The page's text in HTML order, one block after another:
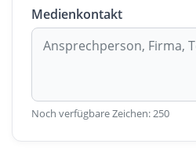
Medienkontakt
Noch verfügbare Zeichen:250